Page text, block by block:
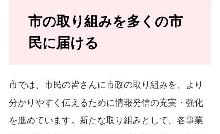
市の取り組みを多くの市
民に届ける
市では、市民の皆さんに市政の取り組みを、より
分かりやすく伝えるために情報発信の充実・強化
を進めています。新たな取り組みとして、各事業